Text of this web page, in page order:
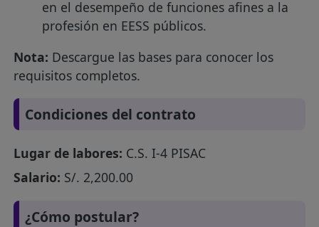
en el desempeño de funciones afines a la
profesión en EESS públicos.
Nota: Descargue las bases para conocer los
requisitos completos.
Condiciones del contrato
Lugar de labores: C.S. I-4 PISAC
Salario: S/. 2,200.00
¿Cómo postular?